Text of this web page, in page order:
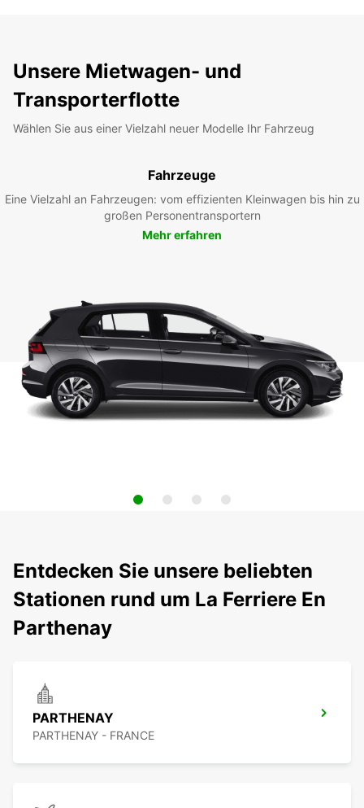
Unsere Mietwagen- und
Transporterflotte
Wählen Sie aus einer Vielzahl neuer Modelle Ihr Fahrzeug
Fahrzeuge
Eine Vielzahl an Fahrzeugen: vom effizienten Kleinwagen bis hin zu
großen Personentransportern
Mehr erfahren
Entdecken Sie unsere beliebten
Stationen rund um La Ferriere En
Parthenay
PARTHENAY
PARTHENAY - FRANCE